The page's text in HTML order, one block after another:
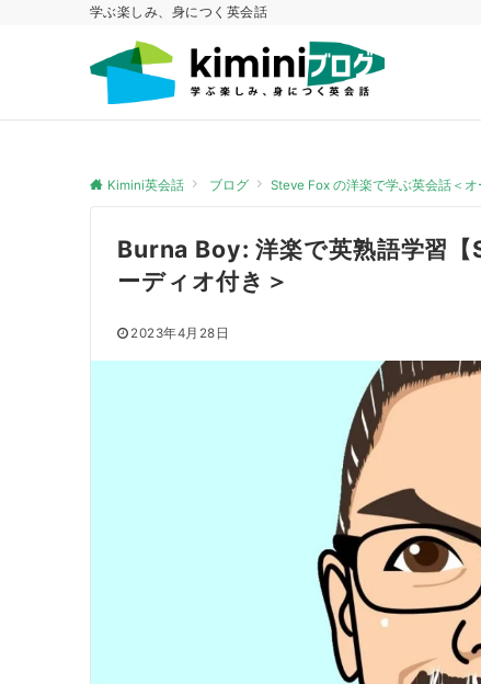
学ぶ楽しみ、身につく英会話
Kimini英会話 ブログ Steve Fox の洋楽で学ぶ英会話＜オ
Burna Boy: 洋楽で英熟語学習
ーディオ付き＞
2023年4月28日